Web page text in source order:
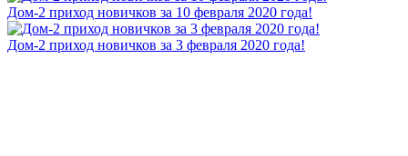
Дом-2 приход новичков за 10 февраля 2020 года!
Дом-2 приход новичков за 3 февраля 2020 года!